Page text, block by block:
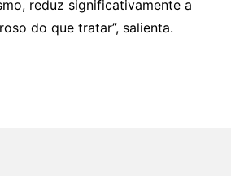
reduz significativamente a
do que tratar”, salienta.